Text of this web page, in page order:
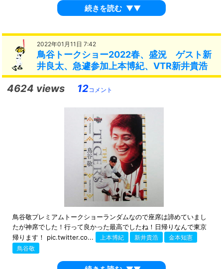
続きを読む ▼▼
2022年01月11日 7:42
鳥谷トークショー2022春、盛況 ゲスト新
井良太、急遽参加上本博紀、VTR新井貴浩
4624 views 12コメント
鳥谷敬プレミアムトークショーランダムなので座席は諦めていまし
たが神席でした！行って良かった最高でしたね！日帰りなんで東京
帰ります！ pic.twitter.co...
上本博紀 新井貴浩
金本知憲
鳥谷敬